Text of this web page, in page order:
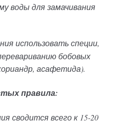
воды для замачивания
использовать специи,
бобовых
асафетида).
правила:
сводится всего к 15-20